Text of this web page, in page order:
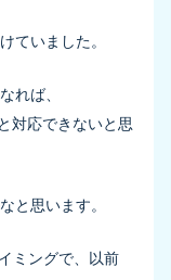
ていました。
れば、
対応できないと思
と思います。
ミングで、以前